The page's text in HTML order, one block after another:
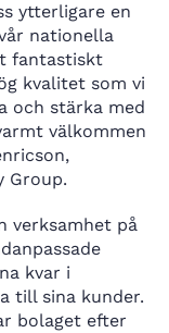
ytterligare en
nationella
fantastiskt
kvalitet som vi
och stärka med
välkommen
Group.
verksamhet på
kvar i
till sina kunder.
bolaget efter